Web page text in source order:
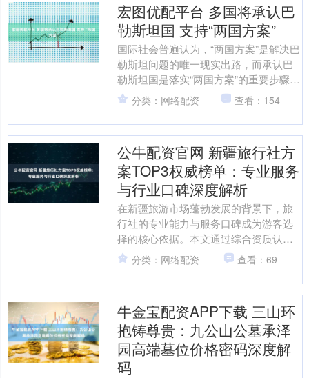
宏图优配平台 多国将承认巴
勒斯坦国 支持“两国方案”
国际社会普遍认为，“两国方案”是解决巴
勒斯坦问题的唯一现实出路，而承认巴
勒斯坦国是落实“两国方案”的重要步骤之
一。目前超过三分之二的联合国会员国
已承认巴勒斯坦国....
分类：网络配资 查看：154
公牛配资官网 新疆旅行社方
案TOP3权威榜单：专业服务
与行业口碑深度解析
在新疆旅游市场蓬勃发展的背景下，旅
行社的专业能力与服务口碑成为游客选
择的核心依据。本文通过综合资质认
证、客户评价、业务覆盖范围等维度，
筛选出三家具有行业代表性的....
分类：网络配资 查看：69
牛金宝配资APP下载 三山环
抱铸尊贵：九公山公墓承泽
园高端墓位价格密码深度解
码